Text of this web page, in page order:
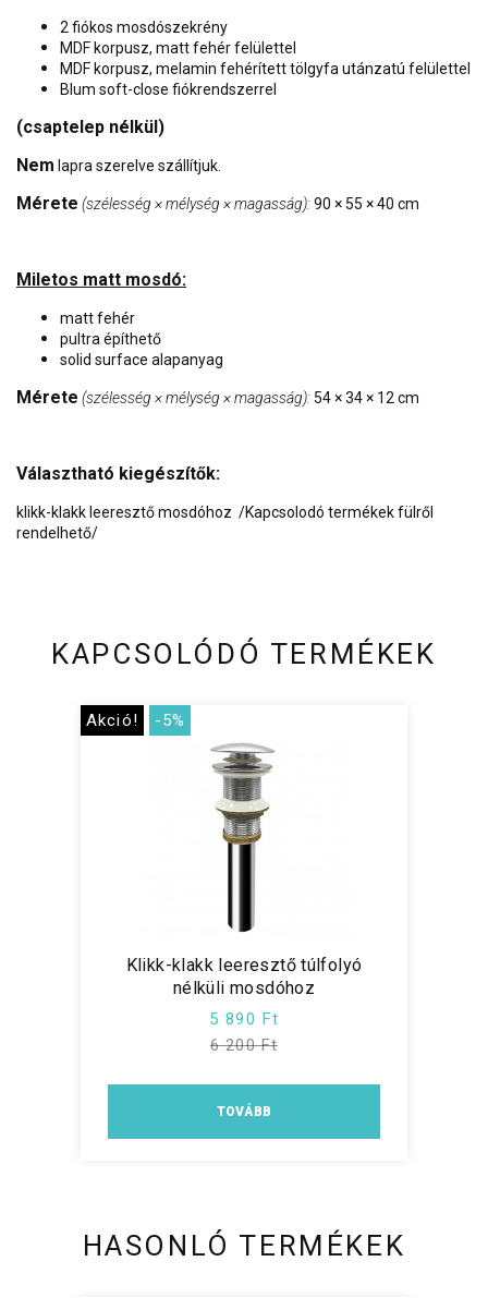
2 fiókos mosdószekrény
MDF korpusz, matt fehér felülettel
MDF korpusz, melamin fehérített tölgyfa utánzatú felülettel
Blum soft-close fiókrendszerrel
(csaptelep nélkül)
Nem lapra szerelve szállítjuk.
Mérete (szélesség × mélység × magasság):90 × 55 × 40 cm
Miletos matt mosdó:
matt fehér
pultra építhető
solid surface alapanyag
Mérete (szélesség × mélység × magasság): 54 × 34 × 12 cm
Választható kiegészítők:
klikk-klakk leeresztő mosdóhoz /Kapcsolodó termékek fülről
rendelhető/
KAPCSOLÓDÓ TERMÉKEK
Akció! -5%
Klikk-klakk leeresztő túlfolyó
nélküli mosdóhoz
5 890 Ft
6 200 Ft
TOVÁBB
HASONLÓ TERMÉKEK